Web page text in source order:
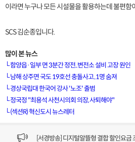
이라면 누구나 모든 시설물을 활용하는데 불편함
SCS 김순종입니다.
많이 본 뉴스
└함양읍·일부 면 3분간 정전..변전소 설비 고장 원인
└남해 상주면 국도 19호선 충돌사고..1명 숨져
└경상국립대 한국어 강사 '노조' 출범
└정국정 "최용석 사천시의회 의장, 사퇴해야"
└(섹션R) 혁신도시 뉴스레터
[VOD공지] 청춘초이스 이용금액 변경 안내
[서경방송] 일부 채널편성 변경 안내의 건